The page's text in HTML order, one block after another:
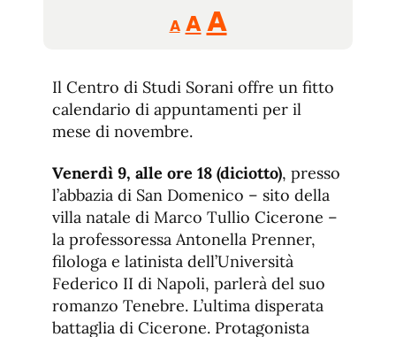
A
Reducir
tamaño
A Restablecer
fuente
AAumentar
de
Il Centro di Studi Sorani offre un fitto
calendario di appuntamenti per il
mese di novembre.
Venerdì 9, alle ore 18 (diciotto), presso
l’abbazia di San Domenico – sito della
villa natale di Marco Tullio Cicerone –
la professoressa Antonella Prenner,
filologa e latinista dell’Università
Federico II di Napoli, parlerà del suo
romanzo Tenebre. L’ultima disperata
battaglia di Cicerone. Protagonista